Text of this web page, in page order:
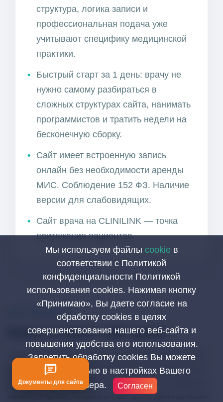
структура, логика записи и
профессиональная подача уже
учитывают специфику медицинской
практики.
Быстрый старт за 1 день: врачу не
нужно самому разбираться в
сложных структурах сайта, нанимать
программистов и тратить недели на
бесконечную сборку.
Сайт имеет встроенную запись
онлайн без необходимости аренды
МИС. Соблюдение 152 ФЗ. Наличие
версии для слабовидящих.
Сайт врача на CLINILINK — точка
притяжения пациентов.
ЧЕСТНЫЙ ФИЛЬТР
Кому не нужен сайт врача
Этот сайт нужен не всем. И это нормально. Если вам
комфортно оставаться в формате, где всё решают за
вас, а собственный поток пациентов и рост дохода не
являются целью, то личный сайт врача действительно
Документы для сайта
Мы используем файлы cookie в
соответствии с Политикой
конфиденциальности Политикой
использования cookies. Нажимая кнопку
«Принимаю», Вы даете согласие на
обработку cookies в целях
совершенствования нашего веб-сайта и
повышения удобства его использования.
Запретить обработку cookies Вы можете
самостоятельно в настройках Вашего
браузера.
Согласен